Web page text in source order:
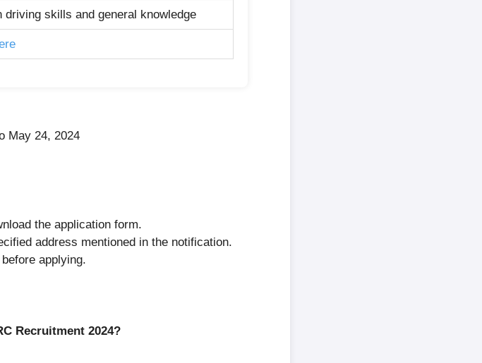
driving skills and general knowledge
May 24, 2024
the application form.
address mentioned in the notification.
applying.
Recruitment 2024?